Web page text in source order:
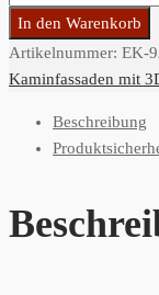
In den Warenkorb
Artikelnummer: EK-
Kaminfassaden mit
Beschreibung